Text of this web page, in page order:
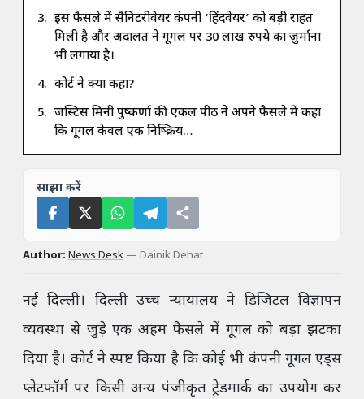
इस फैसले में सैनिटरीवेयर कंपनी ‘हिंदवेयर’ को बड़ी राहत
मिली है और अदालत ने गूगल पर 30 लाख रुपये का जुर्माना
भी लगाया है।
कोर्ट ने क्या कहा?
जस्टिस मिनी पुष्कर्णा की एकल पीठ ने अपने फैसले में कहा
कि गूगल केवल एक निष्क्रिय…
साझा करें
Author: News Desk — Dainik Dehat
नई दिल्ली। दिल्ली उच्च न्यायालय ने डिजिटल विज्ञापन
व्यवस्था से जुड़े एक अहम फैसले में गूगल को बड़ा झटका
दिया है। कोर्ट ने स्पष्ट किया है कि कोई भी कंपनी गूगल एड्स
प्लेटफॉर्म पर किसी अन्य पंजीकृत ट्रेडमार्क का उपयोग कर